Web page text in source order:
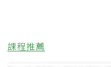
課程推薦